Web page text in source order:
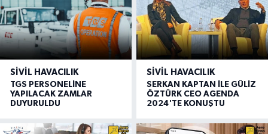
SIVIL HAVACILIK
TGS PERSONELİNE
YAPILACAK ZAMLAR
DUYURULDU
SIVIL HAVACILIK
SERKAN KAPTAN İLE GÜLİZ
ÖZTÜRK CEO AGENDA
2024'TE KONUŞTU